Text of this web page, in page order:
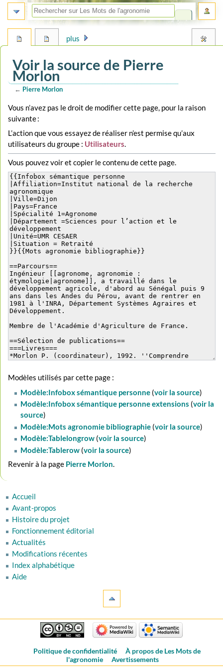
Voir la source de Pierre
Morlon
← Pierre Morlon
Aller
à
la
navigation
Aller
à
la
recherche
Vous n’avez pas le droit de modifier cette page, pour la raison
suivante :
L’action que vous essayez de réaliser n’est permise qu’aux
utilisateurs du groupe : Utilisateurs.
Vous pouvez voir et copier le contenu de cette page.
Modèles utilisés par cette page :
Modèle:Infobox sémantique personne(voir la source)
Modèle:Infobox sémantique personne extensions (voir la
source)
Modèle:Mots agronomie bibliographie(voir la source)
Modèle:Tablelongrow(voir la source)
Modèle:Tablerow(voir la source)
Revenir à la page Pierre Morlon.
plus
Accueil
Avant-propos
Histoire du projet
Fonctionnement éditorial
Actualités
Modifications récentes
Index alphabétique
Aide
Politique de confidentialité
À propos de Les Mots de
l'agronomie
Avertissements